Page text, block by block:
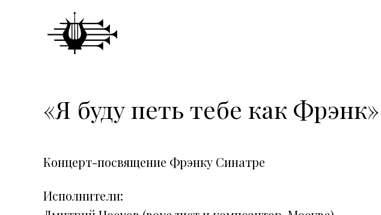
«Я буду петь тебе как Фрэнк»
Концерт-посвящение Фрэнку Синатре
Исполнители: